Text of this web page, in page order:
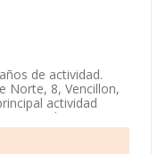
de actividad.
Norte, 8, Vencillon,
actividad
a la
la forma jurídica de